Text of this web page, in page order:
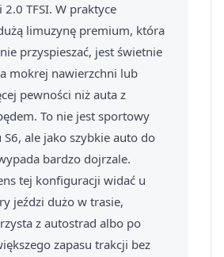
TFSI. W praktyce
limuzynę premium, która
przyspieszać, jest świetnie
mokrej nawierzchni lub
pewności niż auta z
To nie jest sportowy
ale jako szybkie auto do
bardzo dojrzale.
tej konfiguracji widać u
jeździ dużo w trasie,
z autostrad albo po
zapasu trakcji bez